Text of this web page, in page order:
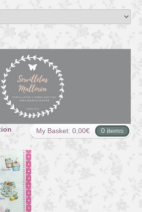
My Basket: 0,00€ 0 items